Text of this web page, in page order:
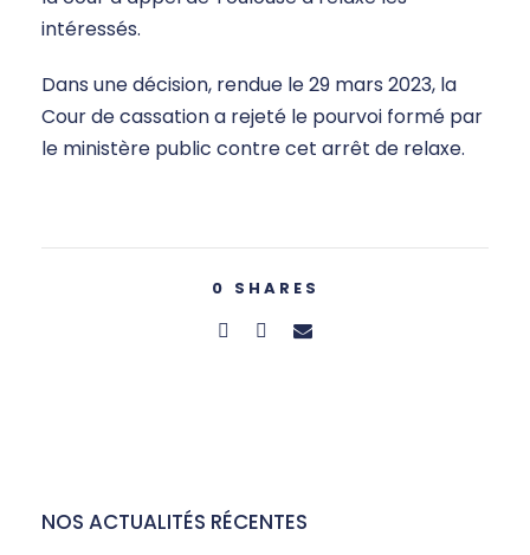
intéressés.
Dans une décision, rendue le 29 mars 2023, la
Cour de cassation a rejeté le pourvoi formé par
le ministère public contre cet arrêt de relaxe.
0 SHARES
NOS ACTUALITÉS RÉCENTES